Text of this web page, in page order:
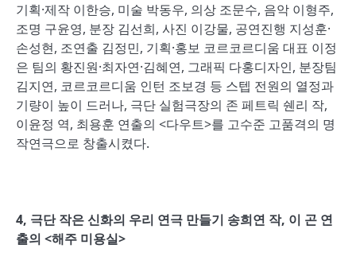
기획·제작 이한승, 미술 박동우, 의상 조문수, 음악 이형주,
조명 구윤영, 분장 김선희, 사진 이강물, 공연진행 지성훈·
손성현, 조연출 김정민, 기획·홍보 코르코르디움 대표 이정
은 팀의 황진원·최자연·김혜연, 그래픽 다홍디자인, 분장팀
김지연, 코르코르디움 인턴 조보경 등 스텝 전원의 열정과
기량이 높이 드러나, 극단 실험극장의 존 페트릭 쉔리 작,
이윤정 역, 최용훈 연출의 <다우트>를 고수준 고품격의 명
작연극으로 창출시켰다.
4, 극단 작은 신화의 우리 연극 만들기 송희연 작, 이 곤 연
출의 <해주 미용실>